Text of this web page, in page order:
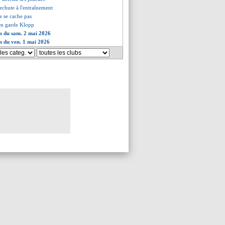
à l'entraînement
se cache pas
garde Klopp
du sam. 2 mai 2026
du ven. 1 mai 2026